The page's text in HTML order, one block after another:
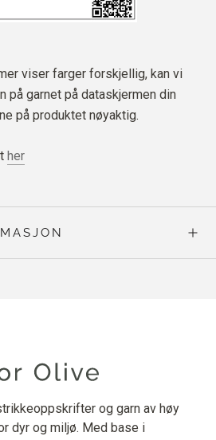
viser farger forskjellig, kan vi
på garnet på dataskjermen din
på produktet nøyaktig.
her
og garn av høy
dyr og miljø. Med base i